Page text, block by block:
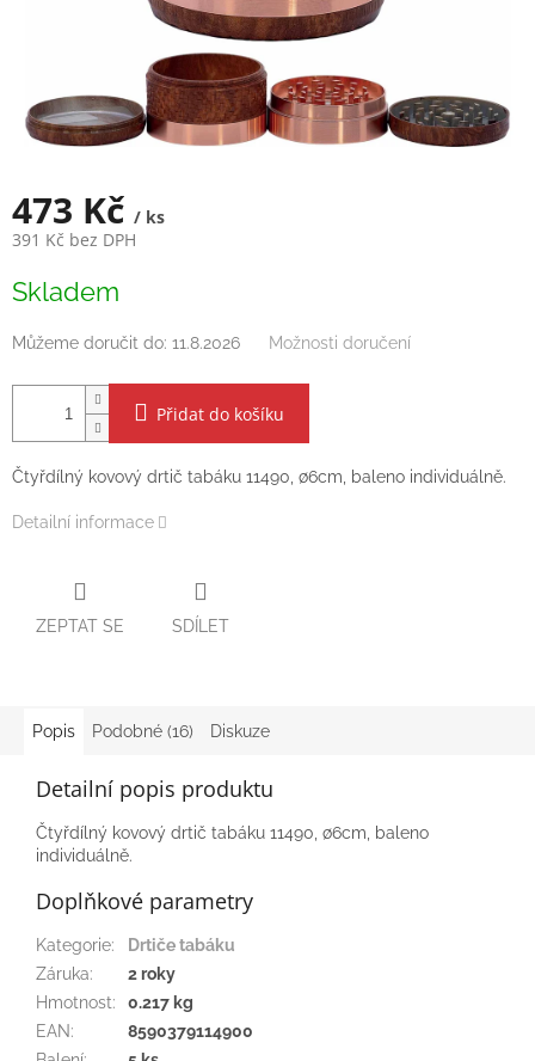
473 Kč / ks
391 Kč bez DPH
cena:
Skladem
Můžeme doručit do: 11.8.2026 Možnosti doručení
Přidat do košíku
Čtyřdílný kovový drtič tabáku 11490, ∅6cm, baleno individuálně.
Detailní informace
ZEPTAT SE SDÍLET
Popis Podobné (16) Diskuze
Detailní popis produktu
Čtyřdílný kovový drtič tabáku 11490, ∅6cm, baleno
individuálně.
Doplňkové parametry
Kategorie:
Drtiče tabáku
Záruka:
2 roky
Hmotnost:
0.217 kg
EAN:
8590379114900